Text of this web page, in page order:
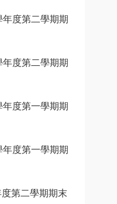
度第二學期期
度第二學期期
度第一學期期
度第一學期期
第二學期期末